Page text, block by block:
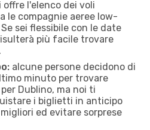
l'elenco dei voli
le compagnie aeree low-
sei flessibile con le date
più facile trovare
alcune persone decidono di
minuto per trovare
Dublino, ma noi ti
i biglietti in anticipo
ed evitare sorprese